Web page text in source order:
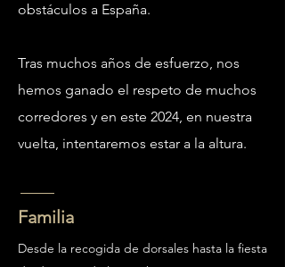
obstáculos a España.
Tras muchos años de esfuerzo, nos
hemos ganado el respeto de muchos
corredores y en este 2024, en nuestra
vuelta, intentaremos estar a la altura.
Familia
Desde la recogida de dorsales hasta la fiesta